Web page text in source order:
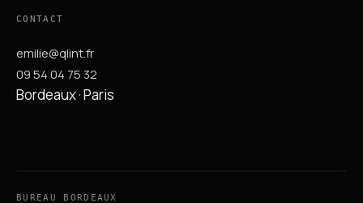
CONTACT
emilie@qlint.fr
09 54 04 75 32
Bordeaux · Paris
BUREAU BORDEAUX